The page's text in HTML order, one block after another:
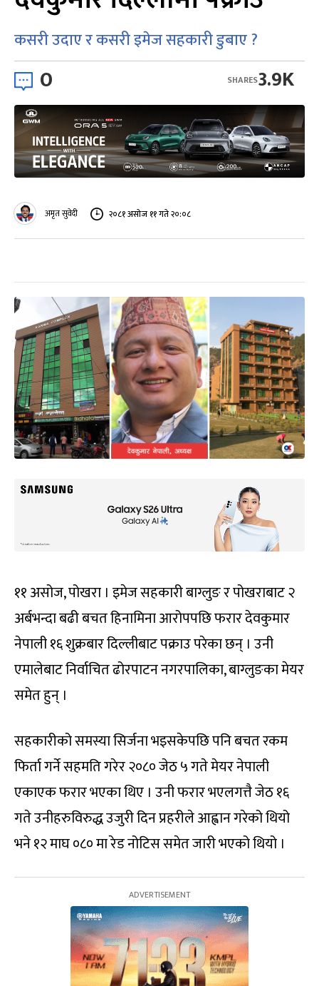
कसरी उदाए र कसरी इमेज सहकारी डुबाए ?
0 3.9K
SHARES
अमृत सुवेदी २०८१ असोज ११ गते २०:०८
११ असोज, पोखरा । इमेज सहकारी बाग्लुङ र पोखराबाट २
अर्बभन्दा बढी बचत हिनामिना आरोपपछि फरार देवकुमार
नेपाली १६ शुक्रबार दिल्लीबाट पक्राउ परेका छन् । उनी
एमालेबाट निर्वाचित ढोरपाटन नगरपालिका, बाग्लुङका मेयर
समेत हुन् ।
सहकारीको समस्या सिर्जना भइसकेपछि पनि बचत रकम
फिर्ता गर्ने सहमति गरेर २०८० जेठ ५ गते मेयर नेपाली
एकाएक फरार भएका थिए । उनी फरार भएलगत्तै जेठ १६
गते उनीहरुविरुद्ध उजुरी दिन प्रहरीले आह्वान गरेको थियो
भने १२ माघ ०८० मा रेड नोटिस समेत जारी भएको थियो ।